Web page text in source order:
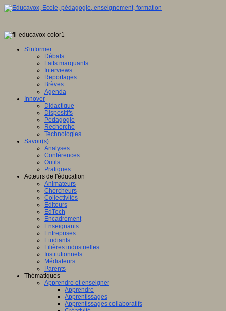
S'informer
Débats
Faits marquants
Interviews
Reportages
Brèves
Agenda
Innover
Didactique
Dispositifs
Pédagogie
Recherche
Technologies
Savoir(s)
Analyses
Conférences
Outils
Pratiques
Acteurs de l'éducation
Animateurs
Chercheurs
Collectivités
Editeurs
EdTech
Encadrement
Enseignants
Entreprises
Etudiants
Filières industrielles
Institutionnels
Médiateurs
Parents
Thématiques
Apprendre et enseigner
Apprendre
Apprentissages
Apprentissages collaboratifs